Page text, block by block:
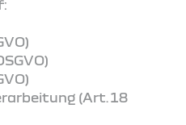
(Art. 18